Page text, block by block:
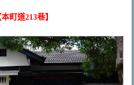
本町道213巷】